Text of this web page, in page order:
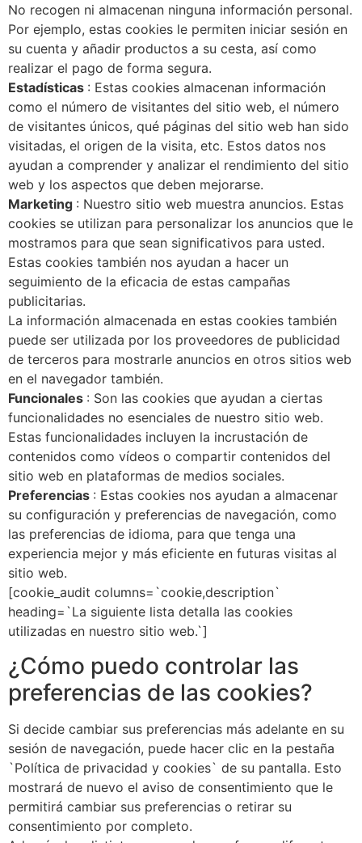
No recogen ni almacenan ninguna información personal.
Por ejemplo, estas cookies le permiten iniciar sesión en
su cuenta y añadir productos a su cesta, así como
realizar el pago de forma segura.
Estadísticas : Estas cookies almacenan información
como el número de visitantes del sitio web, el número
de visitantes únicos, qué páginas del sitio web han sido
visitadas, el origen de la visita, etc. Estos datos nos
ayudan a comprender y analizar el rendimiento del sitio
web y los aspectos que deben mejorarse.
Marketing : Nuestro sitio web muestra anuncios. Estas
cookies se utilizan para personalizar los anuncios que le
mostramos para que sean significativos para usted.
Estas cookies también nos ayudan a hacer un
seguimiento de la eficacia de estas campañas
publicitarias.
La información almacenada en estas cookies también
puede ser utilizada por los proveedores de publicidad
de terceros para mostrarle anuncios en otros sitios web
en el navegador también.
Funcionales : Son las cookies que ayudan a ciertas
funcionalidades no esenciales de nuestro sitio web.
Estas funcionalidades incluyen la incrustación de
contenidos como vídeos o compartir contenidos del
sitio web en plataformas de medios sociales.
Preferencias : Estas cookies nos ayudan a almacenar
su configuración y preferencias de navegación, como
las preferencias de idioma, para que tenga una
experiencia mejor y más eficiente en futuras visitas al
sitio web.
[cookie_audit columns=`cookie,description`
heading=`La siguiente lista detalla las cookies
utilizadas en nuestro sitio web.`]
¿Cómo puedo controlar las
preferencias de las cookies?
Si decide cambiar sus preferencias más adelante en su
sesión de navegación, puede hacer clic en la pestaña
`Política de privacidad y cookies` de su pantalla. Esto
mostrará de nuevo el aviso de consentimiento que le
permitirá cambiar sus preferencias o retirar su
consentimiento por completo.